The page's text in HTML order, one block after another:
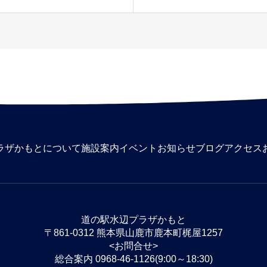
ザかもとについて施設案内イベント お知らせブログアクセス
道の駅水辺プラザかもと
〒861-0312 熊本県山鹿市鹿本町梶屋1257
<お問合せ>
総合案内 0968-46-1126(9:00～18:30)